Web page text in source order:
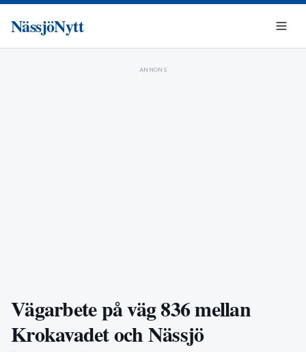
NässjöNytt
ANNONS
Vägarbete på väg 836 mellan
Krokavadet och Nässjö